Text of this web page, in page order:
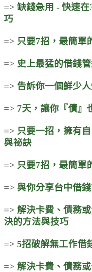
=> 缺錢急用 - 快速
巧
=> 只要7招，最簡單
=> 史上最猛的借錢
=> 告訴你一個鮮少
=> 7天，讓你『債』
=> 只要一招，擁有
與祕訣
=> 只要7招，最簡單
=> 與你分享台中借
=> 解決卡費、債務
決的方法與技巧
=> 5招破解無工作借
=> 解決卡費、債務